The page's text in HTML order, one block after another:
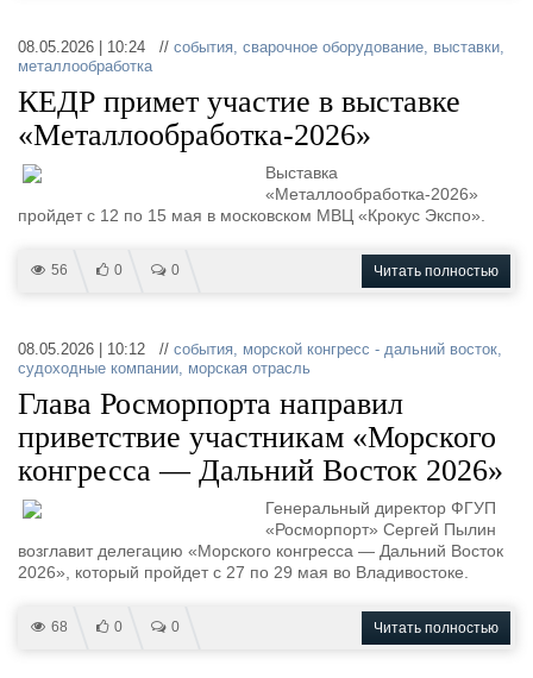
08.05.2026 | 10:24 // события, сварочное оборудование, выставки,
металлообработка
КЕДР примет участие в выставке
«Металлообработка-2026»
Выставка
«Металлообработка-2026»
пройдет с 12 по 15 мая в московском МВЦ «Крокус Экспо».
56 0 0 Читать полностью
08.05.2026 | 10:12 // события, морской конгресс - дальний восток,
судоходные компании, морская отрасль
Глава Росморпорта направил
приветствие участникам «Морского
конгресса — Дальний Восток 2026»
Генеральный директор ФГУП
«Росморпорт» Сергей Пылин
возглавит делегацию «Морского конгресса — Дальний Восток
2026», который пройдет с 27 по 29 мая во Владивостоке.
68 0 0 Читать полностью